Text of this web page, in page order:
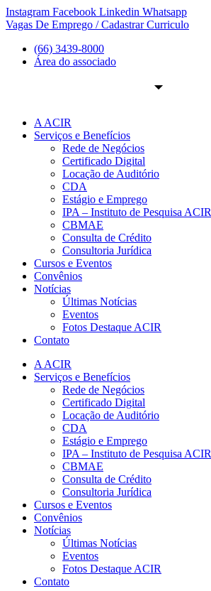
Ir
para
conteúdo
Instagram Facebook Linkedin Whatsapp
Vagas De Emprego / Cadastrar Curriculo
(66) 3439-8000
Área do associado
A ACIR
Serviços e Benefícios
Rede de Negócios
Certificado Digital
Locação de Auditório
CDA
Estágio e Emprego
IPA – Instituto de Pesquisa ACIR
CBMAE
Consulta de Crédito
Consultoria Jurídica
Cursos e Eventos
Convênios
Notícias
Últimas Notícias
Eventos
Fotos Destaque ACIR
Contato
A ACIR
Serviços e Benefícios
Rede de Negócios
Certificado Digital
Locação de Auditório
CDA
Estágio e Emprego
IPA – Instituto de Pesquisa ACIR
CBMAE
Consulta de Crédito
Consultoria Jurídica
Cursos e Eventos
Convênios
Notícias
Últimas Notícias
Eventos
Fotos Destaque ACIR
Contato